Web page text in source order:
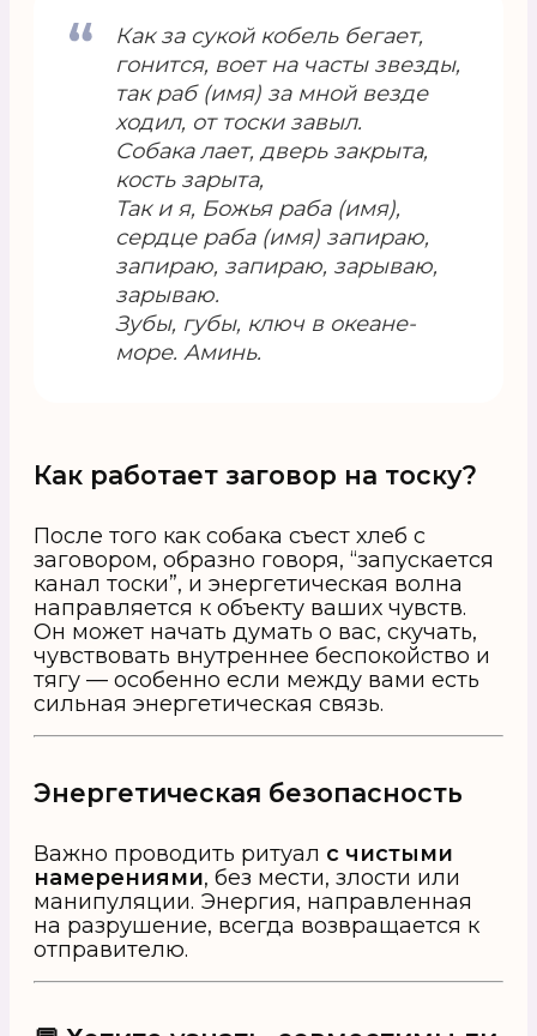
Как за сукой кобель бегает,
гонится, воет на часты звезды,
так раб (имя) за мной везде
ходил, от тоски завыл.
Собака лает, дверь закрыта,
кость зарыта,
Так и я, Божья раба (имя),
сердце раба (имя) запираю,
запираю, запираю, зарываю,
зарываю.
Зубы, губы, ключ в океане-
море. Аминь.
Как работает заговор на тоску?
После того как собака съест хлеб с
заговором, образно говоря, “запускается
канал тоски”, и энергетическая волна
направляется к объекту ваших чувств.
Он может начать думать о вас, скучать,
чувствовать внутреннее беспокойство и
тягу — особенно если между вами есть
сильная энергетическая связь.
Энергетическая безопасность
Важно проводить ритуал с чистыми
намерениями, без мести, злости или
манипуляции. Энергия, направленная
на разрушение, всегда возвращается к
отправителю.